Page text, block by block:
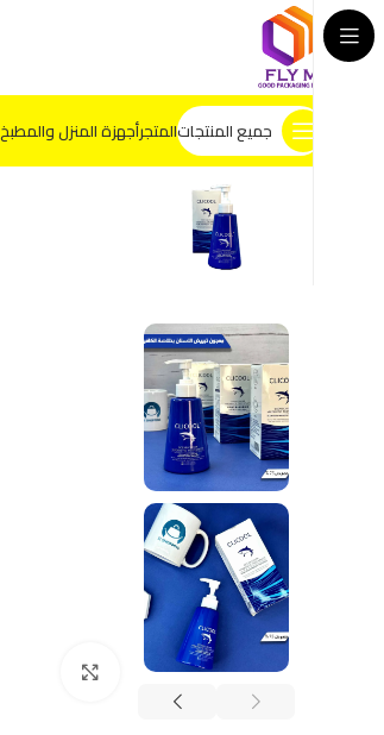
جميع المنتجاتالمتجرأجهزة المنزل والمطبخ